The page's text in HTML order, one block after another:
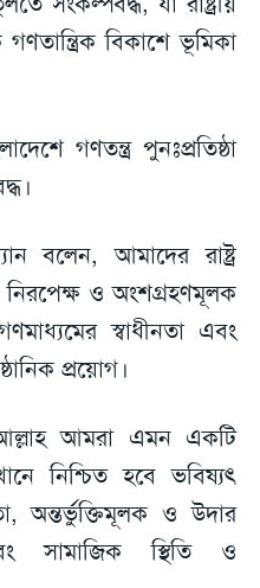
বিকাশে ভূমিকা
গণতন্ত্র পুনঃপ্রতিষ্ঠা
বলেন, আমাদের রাষ্ট্র
নিরপেক্ষ ও অংশগ্রহণমূলক
স্বাধীনতা এবং
প্রয়োগ।
আমরা এমন একটি
নিশ্চিত হবে ভবিষ্যৎ
অন্তর্ভুক্তিমূলক ও উদার
সামাজিক স্থিতি ও